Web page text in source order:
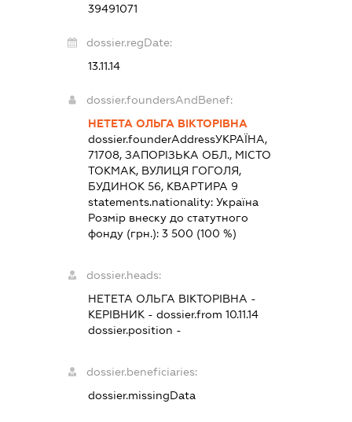
39491071
dossier.regDate:
13.11.14
dossier.foundersAndBenef:
НЕТЕТА ОЛЬГА ВІКТОРІВНА
dossier.founderAddressУКРАЇНА,
71708, ЗАПОРІЗЬКА ОБЛ., МІСТО
ТОКМАК, ВУЛИЦЯ ГОГОЛЯ,
БУДИНОК 56, КВАРТИРА 9
statements.nationality: Україна
Розмір внеску до статутного
фонду (грн.): 3 500 (100 %)
dossier.heads:
НЕТЕТА ОЛЬГА ВІКТОРІВНА -
КЕРІВНИК- dossier.from 10.11.14
dossier.position -
dossier.beneficiaries:
dossier.missingData